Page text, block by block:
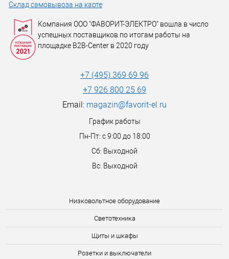
Низковольтное оборудование
Светотехника
Щиты и шкафы
Розетки и выключатели
Склад самовывоза на карте
Компания ООО "ФАВОРИТ-ЭЛЕКТРО" вошла в число
успешных поставщиков по итогам работы на
площадке B2B-Center в 2020 году
+7 (495) 369 69 96
+7 926 800 25 69
Email: magazin@favorit-el.ru
График работы
Пн-Пт: с 9:00 до 18:00
Сб: Выходной
Вс: Выходной